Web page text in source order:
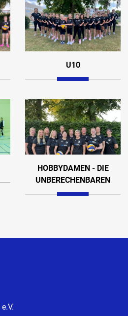
U10
HOBBYDAMEN - DIE
UNBERECHENBAREN